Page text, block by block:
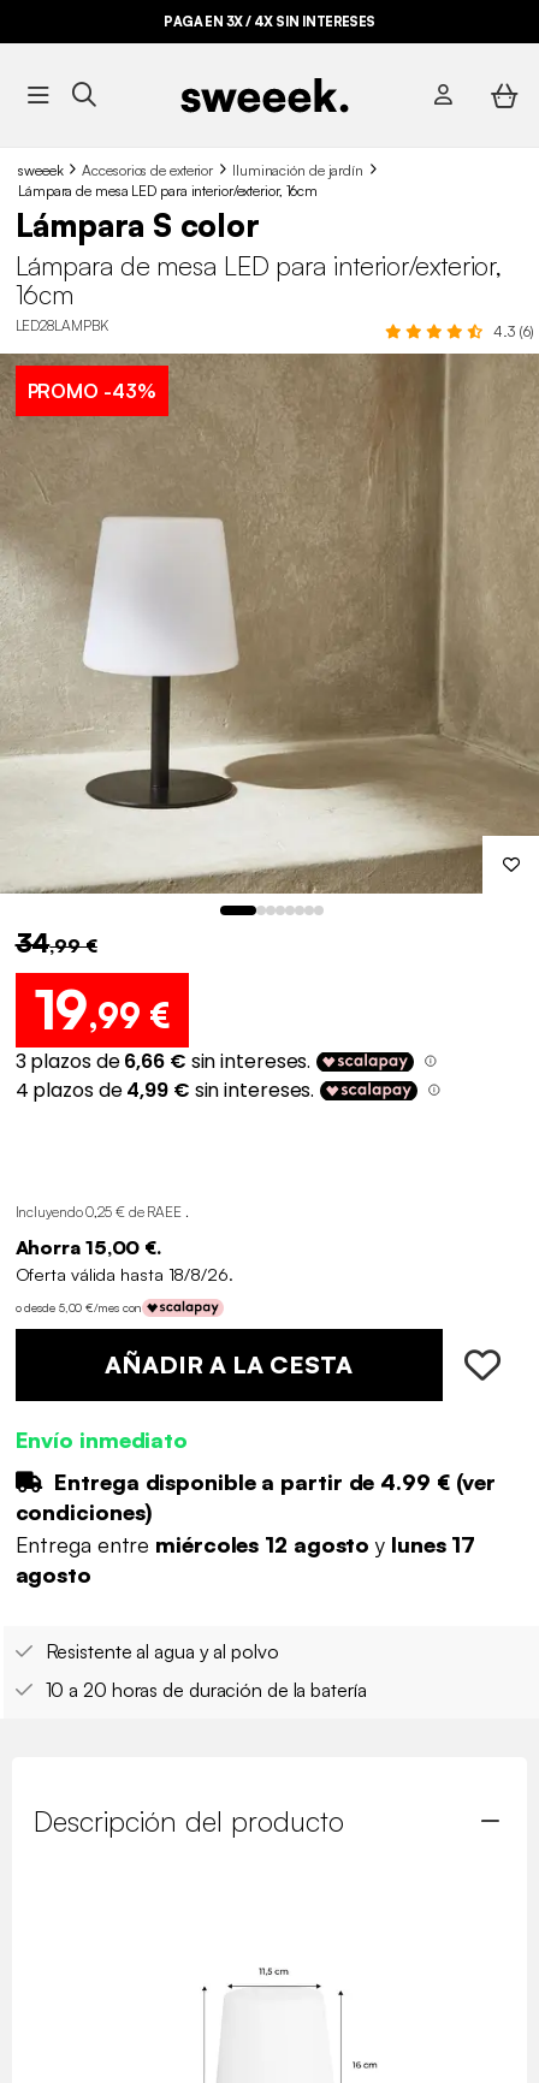
PAGA EN 3X / 4X SIN INTERESES
sweeek Accesorios de exterior
Iluminación de jardín
Lámpara de mesa LED para interior/exterior, 16cm
Lámpara S color
Lámpara de mesa LED para interior/exterior,
16cm
LED28LAMPBK 4.3 (6)
PROMO -43%
34,99 €
19,99 €
Incluyendo 0,25 € de RAEE .
Ahorra 15,00 €.
Oferta válida hasta 18/8/26.
o desde 5,00 €/mes con
AÑADIR A LA CESTA
Envío inmediato
Entrega disponible a partir de 4.99 €(ver
condiciones)
Entrega entre miércoles 12 agostoy lunes 17
agosto
Resistente al agua y al polvo
10 a 20 horas de duración de la batería
Descripción del producto